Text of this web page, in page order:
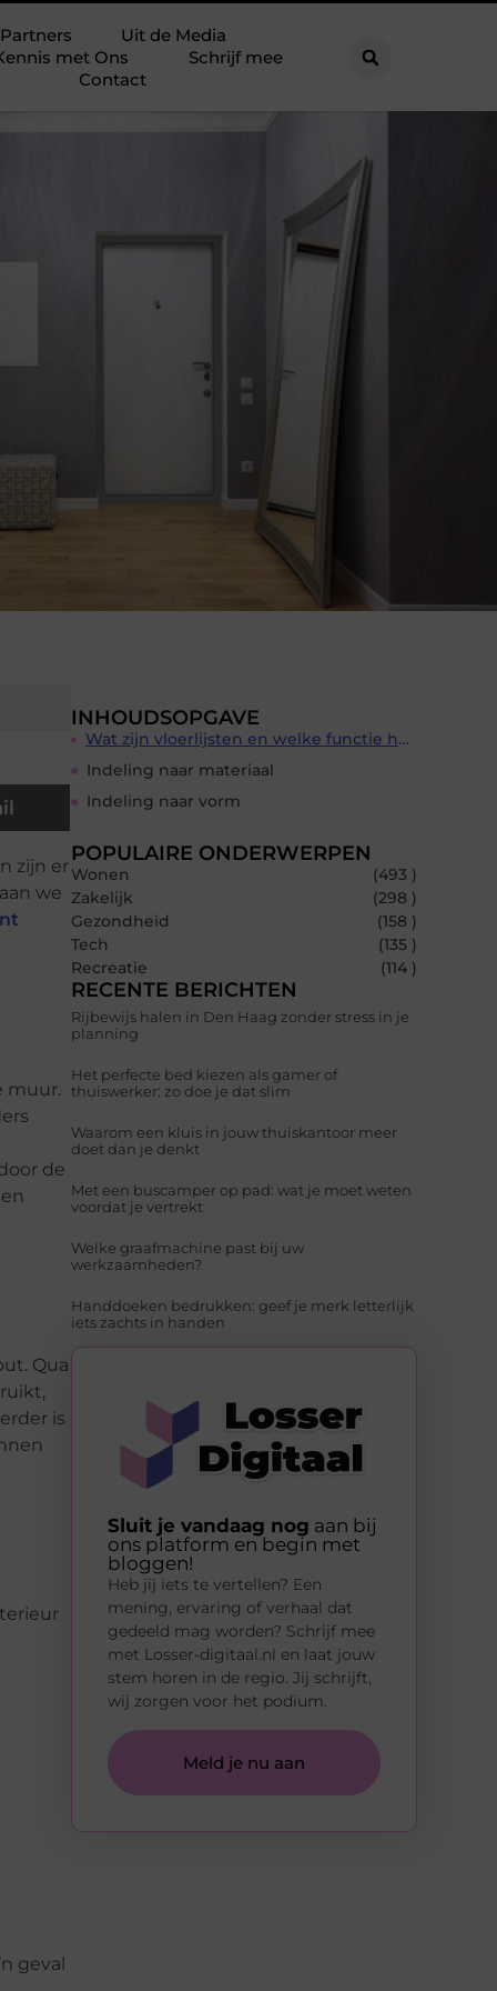
Partners
Uit de Media
met Ons
Schrijf mee
Contact
zijn er
we
muur.
de
Qua
is
geval
INHOUDSOPGAVE
Wat zijn vloerlijsten en welke functie hebben ze?
Indeling naar materiaal
Indeling naar vorm
POPULAIRE ONDERWERPEN
Wonen
(493 )
Zakelijk
(298 )
Gezondheid
(158 )
Tech
(135 )
Recreatie
(114 )
RECENTE BERICHTEN
Rijbewijs halen in Den Haag zonder stress in je
planning
Het perfecte bed kiezen als gamer of
thuiswerker: zo doe je dat slim
Waarom een kluis in jouw thuiskantoor meer
doet dan je denkt
Met een buscamper op pad: wat je moet weten
voordat je vertrekt
Welke graafmachine past bij uw
werkzaamheden?
Handdoeken bedrukken: geef je merk letterlijk
iets zachts in handen
Sluit je vandaag nog aan bij
ons platform en begin met
bloggen!
Heb jij iets te vertellen? Een
mening, ervaring of verhaal dat
gedeeld mag worden? Schrijf mee
met Losser-digitaal.nl en laat jouw
stem horen in de regio. Jij schrijft,
wij zorgen voor het podium.
Meld je nu aan